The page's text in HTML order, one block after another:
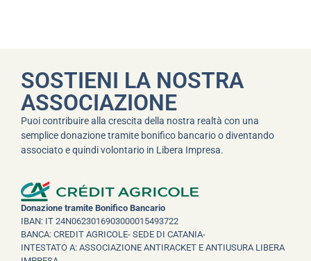
SOSTIENI LA NOSTRA
ASSOCIAZIONE
Puoi contribuire alla crescita della nostra realtà con una
semplice donazione tramite bonifico bancario o diventando
associato e quindi volontario in Libera Impresa.
Donazione tramite Bonifico Bancario
IBAN: IT 24N0623016903000015493722
BANCA: CREDIT AGRICOLE- SEDE DI CATANIA-
INTESTATO A: ASSOCIAZIONE ANTIRACKET E ANTIUSURA LIBERA